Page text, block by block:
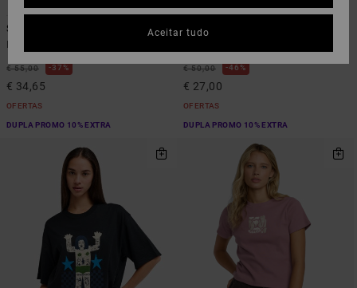
Scrunch
€ 55,00 37%
€ 34,65
OFERTAS
DUPLA PROMO 10% EXTRA
Antonia Figueiredo Dive In
€ 50,00 46%
€ 27,00
OFERTAS
DUPLA PROMO 10% EXTRA
Aceitar tudo